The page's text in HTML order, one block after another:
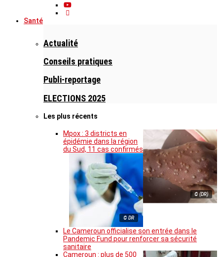
Santé
Actualité
Conseils pratiques
Publi-reportage
ELECTIONS 2025
Les plus récents
© (DR)
Mpox : 3 districts en
épidémie dans la région
du Sud, 11 cas confirmés
© DR
Le Cameroun officialise son entrée dans le
Pandemic Fund pour renforcer sa sécurité
sanitaire
Cameroun : plus de 500